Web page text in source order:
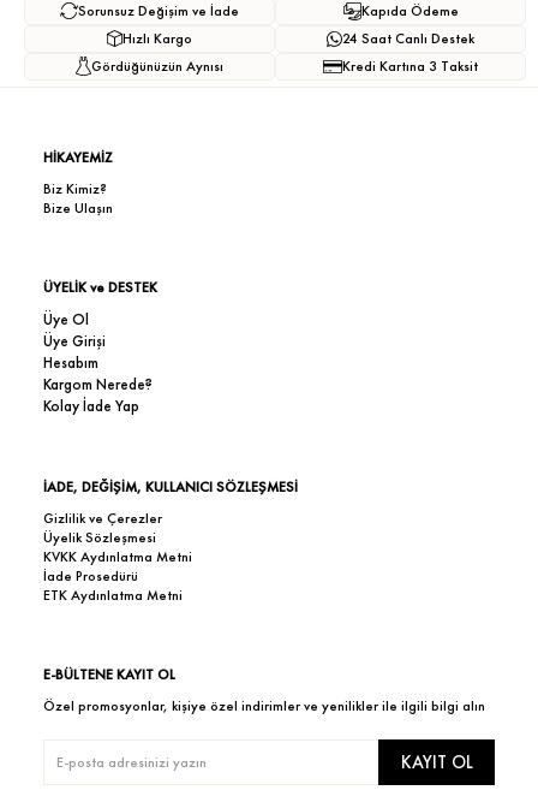
Sorunsuz Değişim ve İade
Hızlı Kargo
Gördüğünüzün Aynısı
Kapıda Ödeme
24 Saat Canlı Destek
Kredi Kartına 3 Taksit
HİKAYEMİZ
Biz Kimiz?
Bize Ulaşın
ÜYELİK ve DESTEK
Üye Ol
Üye Girişi
Hesabım
Kargom Nerede?
Kolay İade Yap
İADE, DEĞİŞİM, KULLANICI SÖZLEŞMESİ
Gizlilik ve Çerezler
Üyelik Sözleşmesi
KVKK Aydınlatma Metni
İade Prosedürü
ETK Aydınlatma Metni
E-BÜLTENE KAYIT OL
Özel promosyonlar, kişiye özel indirimler ve yenilikler ile ilgili bilgi alın
KAYIT OL